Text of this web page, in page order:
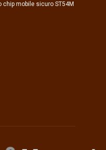
mobile sicuro ST54M